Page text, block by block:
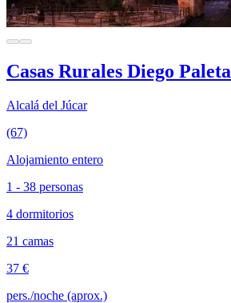
Casas Rurales Diego Paleta
Alcalá del Júcar
(67)
Alojamiento entero
1 - 38 personas
4 dormitorios
21 camas
37 €
pers./noche (aprox.)